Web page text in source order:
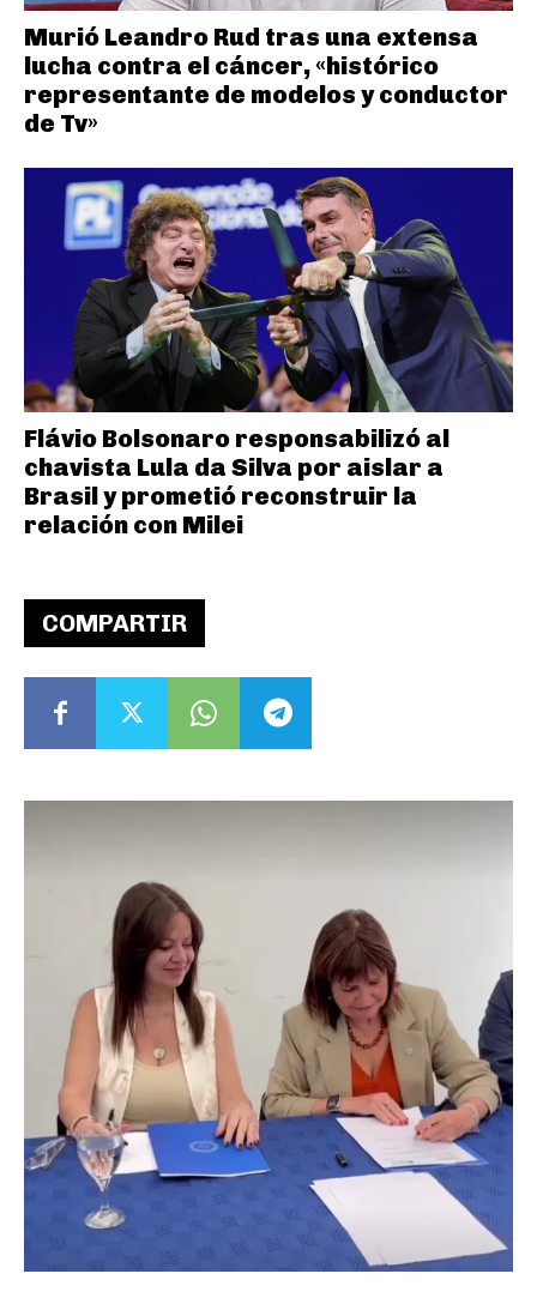
COMPARTIR
Murió Leandro Rud tras una extensa
lucha contra el cáncer, «histórico
representante de modelos y conductor
de Tv»
Flávio Bolsonaro responsabilizó al
chavista Lula da Silva por aislar a
Brasil y prometió reconstruir la
relación con Milei